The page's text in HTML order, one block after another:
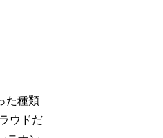
た種類
ウドだ